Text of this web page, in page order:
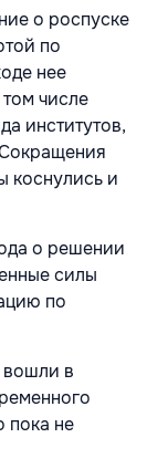
о роспуске
по
нее
числе
институтов,
коснулись и
о решении
силы
по
вошли в
пока не